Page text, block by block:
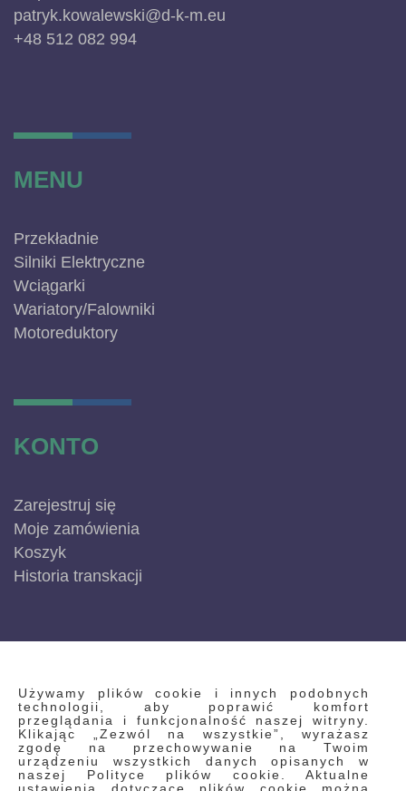
Używamy plików cookie i innych podobnych
technologii, aby poprawić komfort
przeglądania i funkcjonalność naszej witryny.
Klikając „Zezwól na wszystkie”, wyrażasz
zgodę na przechowywanie na Twoim
urządzeniu wszystkich danych opisanych w
naszej Polityce plików cookie. Aktualne
patryk.kowalewski@d-k-m.eu
+48 512 082 994
MENU
Przekładnie
Silniki Elektryczne
Wciągarki
Wariatory/Falowniki
Motoreduktory
KONTO
Zarejestruj się
Moje zamówienia
Koszyk
Historia transkacji
INFORMACJE
Regulamin
Polityka prywatności i pliki cookie